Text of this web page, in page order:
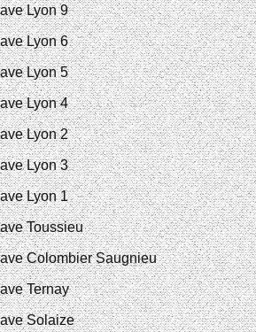
Lyon 9
Lyon 6
Lyon 5
Lyon 4
Lyon 2
Lyon 3
Lyon 1
Toussieu
Colombier Saugnieu
Ternay
Solaize